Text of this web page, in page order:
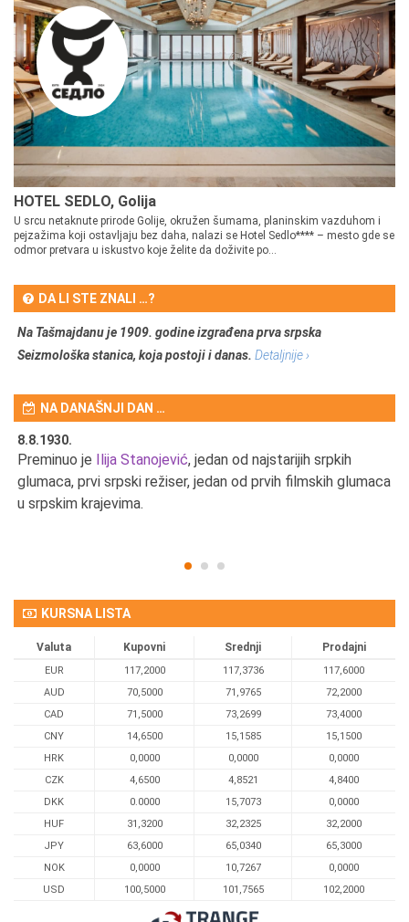
HOTEL SEDLO, Golija
U srcu netaknute prirode Golije, okružen šumama, planinskim vazduhom i
pejzažima koji ostavljaju bez daha, nalazi se Hotel Sedlo**** – mesto gde se
odmor pretvara u iskustvo koje želite da doživite po...
DA LI STE ZNALI …?
Na Tašmajdanu je 1909. godine izgrađena prva srpska
Seizmološka stanica, koja postoji i danas. Detaljnije ›
NA DANAŠNJI DAN …
8.8.1930.
Preminuo je Ilija Stanojević, jedan od najstarijih srpkih
glumaca, prvi srpski režiser, jedan od prvih filmskih glumaca
u srpskim krajevima.
KURSNA LISTA
Valuta Kupovni Srednji Prodajni
EUR 117,2000 117,3736
117,6000
AUD
70,5000 71,9765
72,2000
CAD
71,5000 73,2699
73,4000
CNY
14,6500 15,1585
15,1500
HRK
0,0000 0,0000
0,0000
CZK
4,6500 4,8521
4,8400
DKK
0.0000 15,7073
0,0000
HUF
31,3200 32,2325
32,2000
JPY
63,6000 65,0340
65,3000
NOK
0,0000 10,7267
0,0000
USD
100,5000 101,7565 102,2000